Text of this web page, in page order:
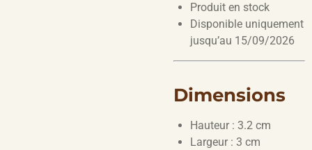
Produit en stock
Disponible uniquement
jusqu’au 15/09/2026
Dimensions
Hauteur : 3.2 cm
Largeur : 3 cm